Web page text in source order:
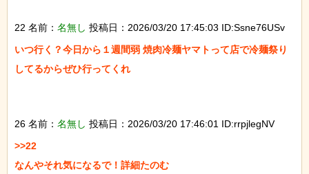
22 名前： 名無し 投稿日：2026/03/20 17:45:03 ID:Ssne76USv
いつ行く？今日から１週間弱 焼肉冷麺ヤマトって店で冷麺祭り
してるからぜひ行ってくれ
26 名前： 名無し 投稿日：2026/03/20 17:46:01 ID:rrpjlegNV
>>22
なんやそれ気になるで！詳細たのむ